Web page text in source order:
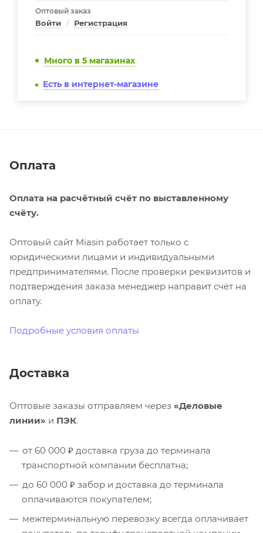
Оптовый заказ
Войти / Регистрация
Много в 5 магазинах
Есть в интернет-магазине
Оплата
Оплата на расчётный счёт по выставленному
счёту.
Оптовый сайт Miasin работает только с
юридическими лицами и индивидуальными
предпринимателями. После проверки реквизитов и
подтверждения заказа менеджер направит счёт на
оплату.
Подробные условия оплаты
Доставка
Оптовые заказы отправляем через «Деловые
линии» и ПЭК.
от 60 000 ₽ доставка груза до терминала
транспортной компании бесплатна;
до 60 000 ₽ забор и доставка до терминала
оплачиваются покупателем;
межтерминальную перевозку всегда оплачивает